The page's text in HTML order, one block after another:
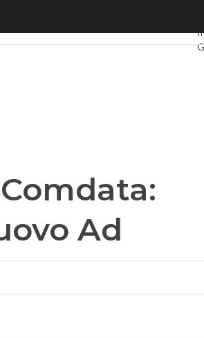
Ad